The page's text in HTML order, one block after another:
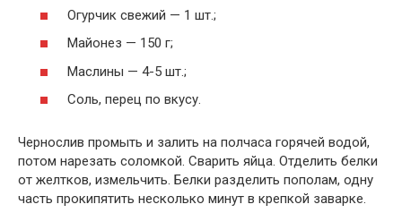
Огурчик свежий — 1 шт.;
Майонез — 150 г;
Маслины — 4-5 шт.;
Соль, перец по вкусу.
Чернослив промыть и залить на полчаса горячей водой,
потом нарезать соломкой. Сварить яйца. Отделить белки
от желтков, измельчить. Белки разделить пополам, одну
часть прокипятить несколько минут в крепкой заварке.